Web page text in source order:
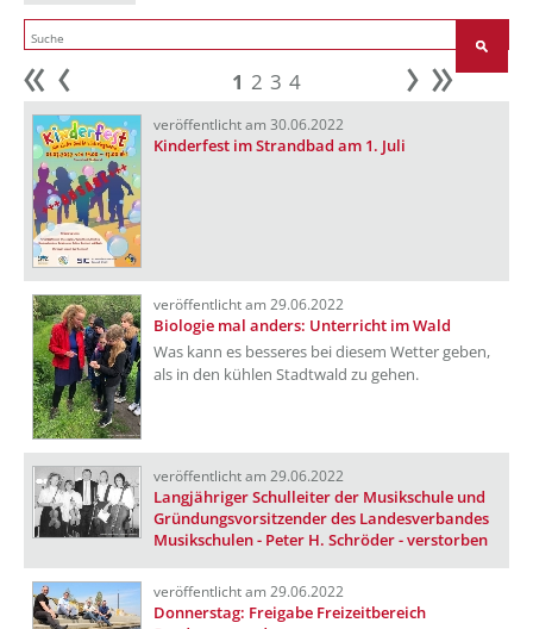
Anfang 1 2 3 4 weiter
veröffentlicht am 30.06.2022
Kinderfest im Strandbad am 1. Juli
veröffentlicht am 29.06.2022
Biologie mal anders: Unterricht im Wald
Was kann es besseres bei diesem Wetter geben,
als in den kühlen Stadtwald zu gehen.
veröffentlicht am 29.06.2022
Langjähriger Schulleiter der Musikschule und
Gründungsvorsitzender des Landesverbandes
Musikschulen - Peter H. Schröder - verstorben
veröffentlicht am 29.06.2022
Donnerstag: Freigabe Freizeitbereich